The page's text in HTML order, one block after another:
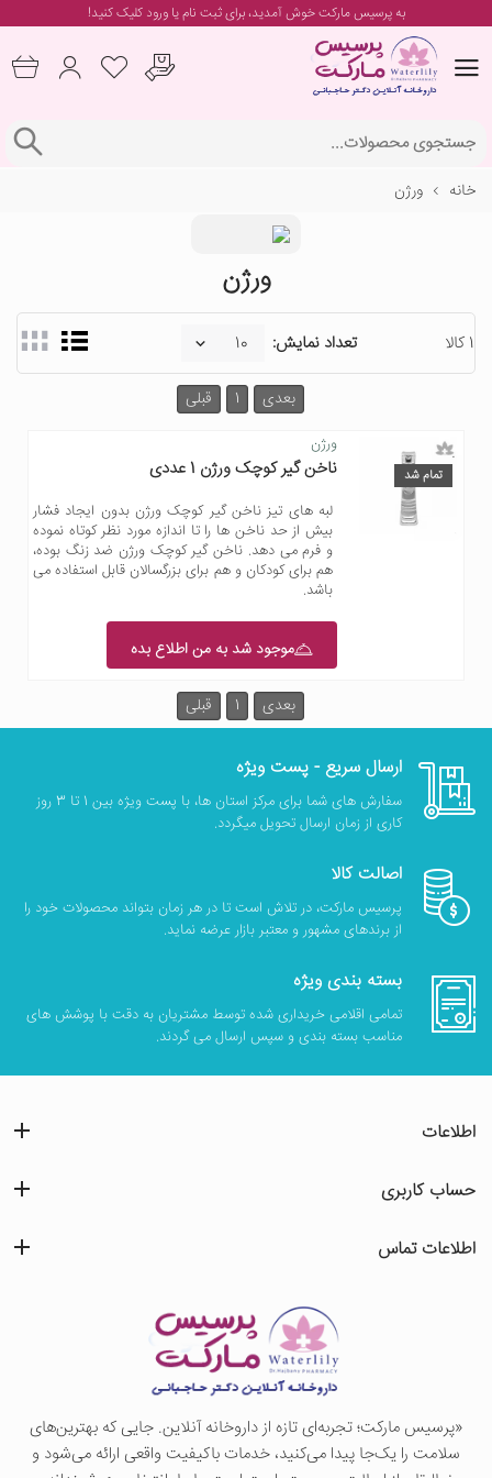
به پرسیس مارکت خوش آمدید، برایثبت نام یا ورودکلیک کنید!
خانه ورژن
ورژن
1 کالا تعداد نمایش:
قبلی 1 بعدی
تمام شد
ورژن
ناخن گیر کوچک ورژن 1 عددی
لبه های تیز ناخن گیر کوچک ورژن بدون ایجاد فشار
بیش از حد ناخن ها را تا اندازه مورد نظر کوتاه نموده
و فرم می دهد. ناخن گیر کوچک ورژن ضد زنگ بوده،
هم برای کودکان و هم برای بزرگسالان قابل استفاده می
باشد.
موجود شد به من اطلاع بده
قبلی 1 بعدی
ارسال سریع - پست ویژه
سفارش های شما برای مرکز استان ها، با پست ویژه بین 1 تا 3 روز
کاری از زمان ارسال تحویل میگردد.
اصالت کالا
پرسیس مارکت، در تلاش است تا در هر زمان بتواند محصولات خود را
از برندهای مشهور و معتبر بازار عرضه نماید.
بسته بندی ویژه
تمامی اقلامی خریداری شده توسط مشتریان به دقت با پوشش های
مناسب بسته بندی و سپس ارسال می گردند.
«پرسيس ماركت؛ تجربه‌ای تازه از داروخانه آنلاین. جایی که بهترین‌های
سلامت را یک‌جا پیدا می‌کنید، خدمات باکیفیت واقعی ارائه می‌شود و
اطلاعات
حساب کاربری
اطلاعات تماس